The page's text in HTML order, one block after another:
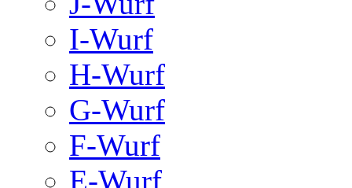
I-Wurf
H-Wurf
G-Wurf
F-Wurf
E-Wurf